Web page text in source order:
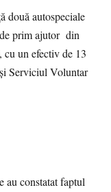
două autospeciale
prim ajutor din
un efectiv de 13
Serviciul Voluntar
au constatat faptul